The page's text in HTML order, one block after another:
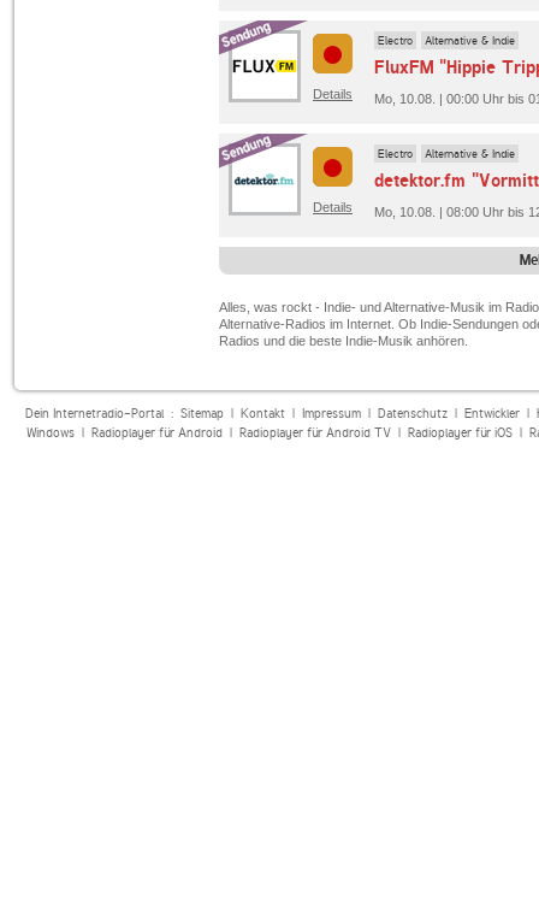
Details
Electro Alternative & Indie
FluxFM "Hippie
Mo, 10.08. | 00:00 Uhr bis
Details
Electro Alternative & Indie
detektor.fm
Mo, 10.08. | 08:00 Uhr bis
Alles, was rockt - Indie- und Alternative-Musik im
Alternative-Radios im Internet. Ob Indie-Sendungen
Radios und die beste Indie-Musik anhören.
Dein Internetradio-Portal : Sitemap| Kontakt| Impressum| Datenschutz| Entwickler|
Windows| Radioplayer für Android| Radioplayer für Android TV| Radioplayer für iOS|